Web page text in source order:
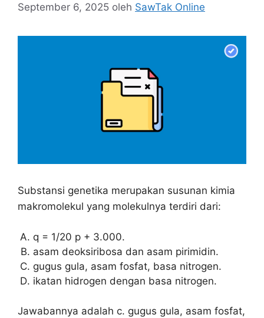
September 6, 2025 oleh SawTak Online
Substansi genetika merupakan susunan kimia
makromolekul yang molekulnya terdiri dari:
q = 1/20 p + 3.000.
asam deoksiribosa dan asam pirimidin.
gugus gula, asam fosfat, basa nitrogen.
ikatan hidrogen dengan basa nitrogen.
Jawabannya adalah c. gugus gula, asam fosfat,